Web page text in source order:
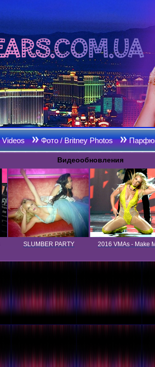
Videos Фото / Britney Photos
Видеообновления
SLUMBER PARTY 2016 VMAs - Make